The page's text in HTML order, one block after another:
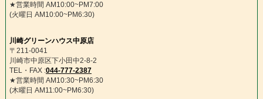
★営業時間 AM10:00~PM7:00
(火曜日 AM10:00~PM6:30)
川崎グリーンハウス中原店
〒211-0041
川崎市中原区下小田中2-8-2
TEL・FAX :044-777-2387
★営業時間 AM10:30~PM6:30
(木曜日 AM11:00~PM6:30)